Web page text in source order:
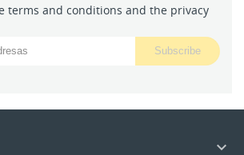
terms and conditions and the privacy
